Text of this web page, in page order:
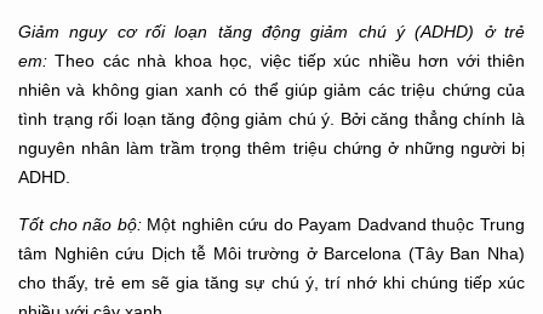
Giảm nguy cơ rối loạn tăng động giảm chú ý (ADHD) ở trẻ
em:Theo các nhà khoa học, việc tiếp xúc nhiều hơn với thiên
nhiên và không gian xanh có thể giúp giảm các triệu chứng của
tình trạng rối loạn tăng động giảm chú ý. Bởi căng thẳng chính là
nguyên nhân làm trầm trọng thêm triệu chứng ở những người bị
ADHD.
Tốt cho não bộ:Một nghiên cứu do Payam Dadvand thuộc Trung
tâm Nghiên cứu Dịch tễ Môi trường ở Barcelona (Tây Ban Nha)
cho thấy, trẻ em sẽ gia tăng sự chú ý, trí nhớ khi chúng tiếp xúc